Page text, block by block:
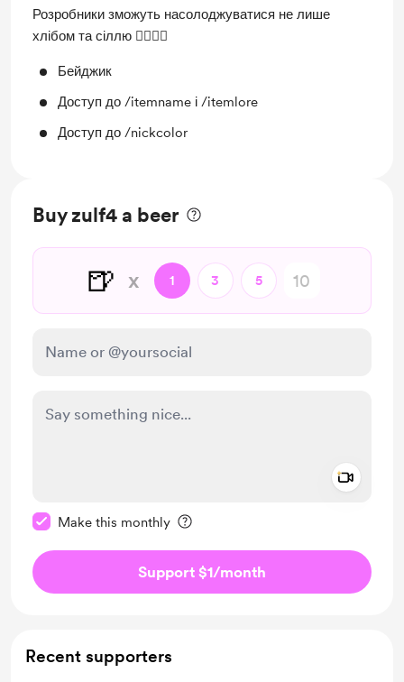
Розробники зможуть насолоджуватися не лише
хлібом та сіллю 👉🏻👈🏻
Бейджик
Доступ до /itemname і /itemlore
Доступ до /nickcolor
Buy zulf4 a beer
🍺 x 1 3 5
Make this monthly
Support $1/month
Recent supporters